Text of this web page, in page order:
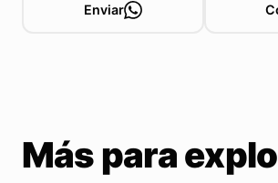
Enviar
Más para